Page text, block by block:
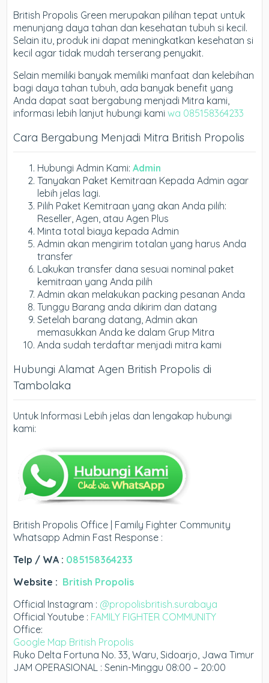
British Propolis Green merupakan pilihan tepat untuk
menunjang daya tahan dan kesehatan tubuh si kecil.
Selain itu, produk ini dapat meningkatkan kesehatan si
kecil agar tidak mudah terserang penyakit.
Selain memiliki banyak memiliki manfaat dan kelebihan
bagi daya tahan tubuh, ada banyak benefit yang
Anda dapat saat bergabung menjadi Mitra kami,
informasi lebih lanjut hubungi kamiwa 085158364233
Cara Bergabung Menjadi Mitra British Propolis
Hubungi Admin Kami:Admin
Tanyakan Paket Kemitraan Kepada Admin agar
lebih jelas lagi.
Pilih Paket Kemitraan yang akan Anda pilih:
Reseller, Agen, atau Agen Plus
Minta total biaya kepada Admin
Admin akan mengirim totalan yang harus Anda
transfer
Lakukan transfer dana sesuai nominal paket
kemitraan yang Anda pilih
Admin akan melakukan packing pesanan Anda
Tunggu Barang anda dikirim dan datang
Setelah barang datang, Admin akan
memasukkan Anda ke dalam Grup Mitra
Anda sudah terdaftar menjadi mitra kami
Hubungi Alamat Agen British Propolis di
Tambolaka
Untuk Informasi Lebih jelas dan lengakap hubungi
kami:
British Propolis Office | Family Fighter Community
Whatsapp Admin Fast Response :
Telp / WA : 085158364233
Website : British Propolis
Official Instagram : @propolisbritish.surabaya
Official Youtube : FAMILY FIGHTER COMMUNITY
Office:
Google Map British Propolis
Ruko Delta Fortuna No. 33, Waru, Sidoarjo, Jawa Timur
JAM OPERASIONAL : Senin-Minggu 08:00 – 20:00